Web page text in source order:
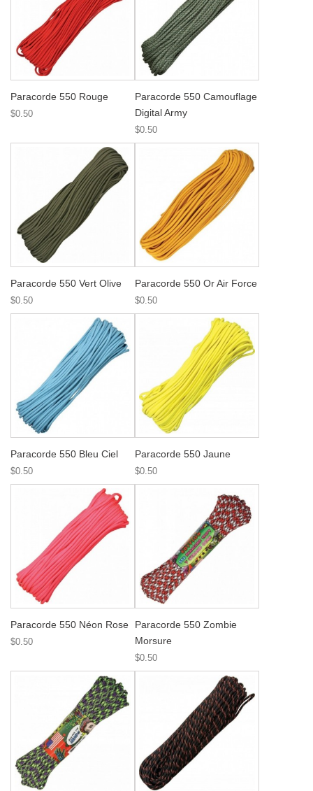
Paracorde 550 Rouge
$0.50
Paracorde 550 Camouflage
Digital Army
$0.50
Paracorde 550 Vert Olive
$0.50
Paracorde 550 Or Air Force
$0.50
Paracorde 550 Bleu Ciel
$0.50
Paracorde 550 Jaune
$0.50
Paracorde 550 Néon Rose
$0.50
Paracorde 550 Zombie
Morsure
$0.50